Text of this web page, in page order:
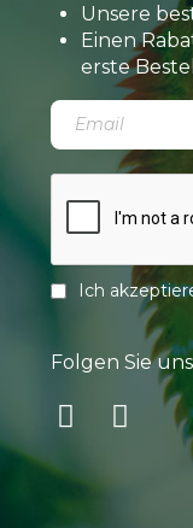
Unsere
Einen
erste
Ich
Folgen Sie